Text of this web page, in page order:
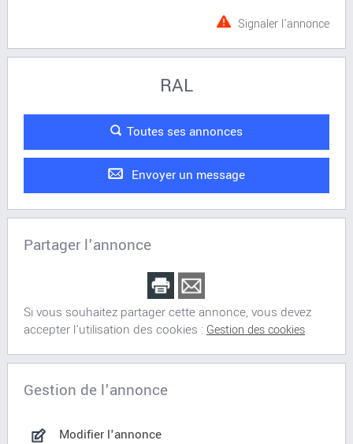
Signaler l'annonce
RAL
Toutes ses annonces
Envoyer un message
Partager l'annonce
Si vous souhaitez partager cette annonce, vous devez
accepter l'utilisation des cookies : Gestion des cookies
Gestion de l'annonce
Modifier l'annonce